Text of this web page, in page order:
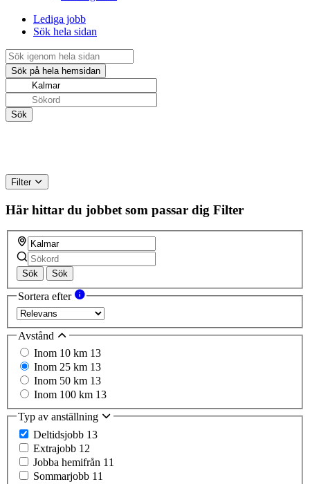
Lediga jobb
Sök hela sidan
Filter
Här hittar du jobbet som passar dig Filter
Sök Sök
Sortera efter
Avstånd
Inom 10 km 13
Inom 25 km 13
Inom 50 km 13
Inom 100 km 13
Typ av anställning
Deltidsjobb 13
Extrajobb 12
Jobba hemifrån 11
Sommarjobb 11